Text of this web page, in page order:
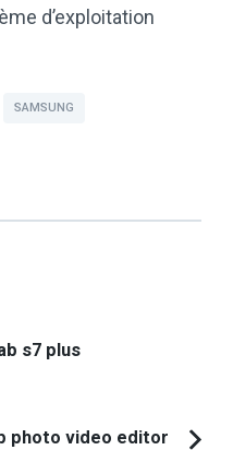
d’exploitation
SAMSUNG
s7 plus
photo video editor